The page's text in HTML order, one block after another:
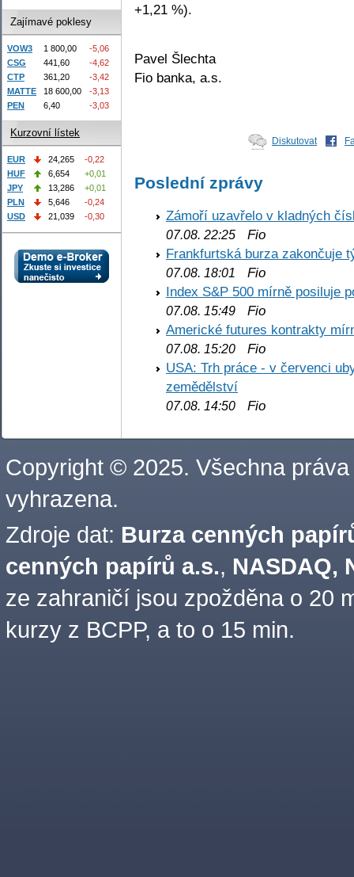
+1,21 %).
Pavel Šlechta
Fio banka, a.s.
Diskutovat
Poslední zprávy
Zámoří uzavřelo v kladných
07.08. 22:25 Fio
Frankfurtská burza zakončuje
07.08. 18:01
Fio
Index S&P 500 mírně posiluje
07.08. 15:49 Fio
Americké futures kontrakty
07.08. 15:20 Fio
USA: Trh práce - v červenci
zemědělství
07.08. 14:50 Fio
Zajímavé poklesy
VOW3 1 800,00
-5,06
CSG
441,60
-4,62
CTP
361,20
-3,42
MATTE
18 600,00
-3,13
PEN
6,40 -3,03
Kurzovní lístek
EUR 24,265
-0,22
HUF
6,654
+0,01
JPY
13,286
+0,01
PLN
5,646
-0,24
USD
21,039 -0,30
Copyright © 2025. Všechna práva
vyhrazena.
Zdroje dat: Burza cenných
cenných papírů a.s., NASDAQ,
ze zahraničí jsou zpožděna o 20
kurzy z BCPP, a to o 15 min.